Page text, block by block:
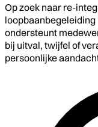
Op zoek naar re-
loopbaanbegeleiding
ondersteunt
bij uitval, twijfel of
persoonlijke